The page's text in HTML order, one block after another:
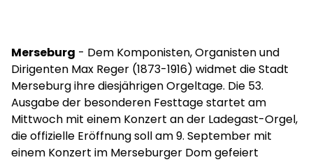
Merseburg - Dem Komponisten, Organisten und
Dirigenten Max Reger (1873-1916) widmet die Stadt
Merseburg ihre diesjährigen Orgeltage. Die 53.
Ausgabe der besonderen Festtage startet am
Mittwoch mit einem Konzert an der Ladegast-Orgel,
die offizielle Eröffnung soll am 9. September mit
einem Konzert im Merseburger Dom gefeiert